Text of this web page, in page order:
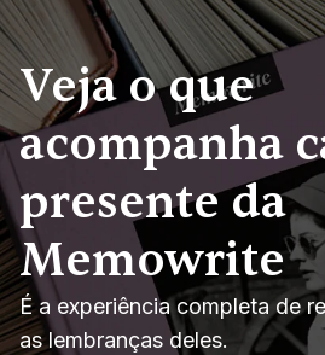
Veja o que
acompanha
presente da
Memowrite
É a experiência completa de
as lembranças deles.